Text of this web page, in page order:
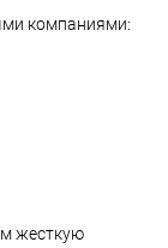
компаниями:
жесткую